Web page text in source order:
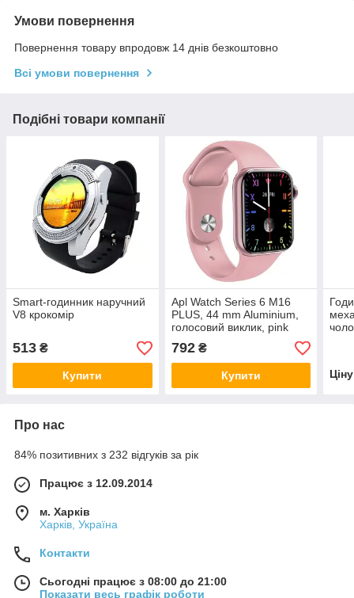
Умови повернення
Повернення товару впродовж 14 днів безкоштовно
Всі умови повернення
Подібні товари компанії
Smart-годинник наручний
V8 крокомір
513 ₴
Купити
Apl Watch Series 6 M16
PLUS, 44 mm Aluminium,
голосовий виклик, pink
792₴
Купити
Про нас
84% позитивних з 232 відгуків за рік
Працює з 12.09.2014
м. Харків
Харків, Україна
Контакти
Сьогодні працює з 08:00 до 21:00
Показати весь графік роботи